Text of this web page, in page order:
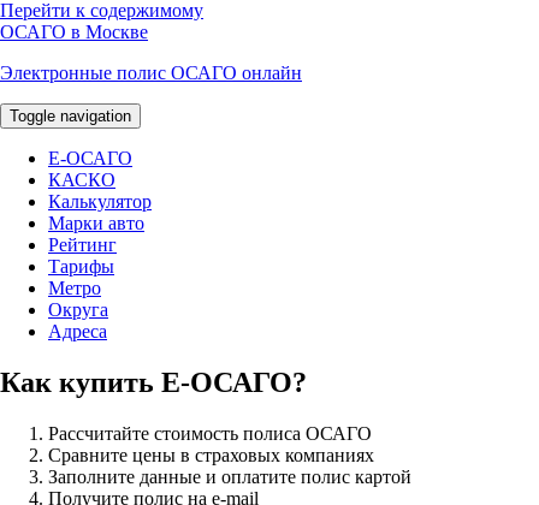
Перейти к содержимому
ОСАГО в Москве
Электронные полис ОСАГО онлайн
Toggle navigation
E-ОСАГО
КАСКО
Калькулятор
Марки авто
Рейтинг
Тарифы
Метро
Округа
Адреса
Как купить Е-ОСАГО?
Рассчитайте стоимость полиса ОСАГО
Сравните цены в страховых компаниях
Заполните данные и оплатите полис картой
Получите полис на e-mail